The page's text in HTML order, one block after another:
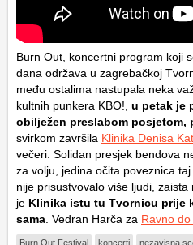
Burn Out, koncertni program koji
dana održava u zagrebačkoj
među ostalima nastupala neka
kultnih punkera KBO!, u petak je
obilježen preslabom posjetom,
svirkom završila Klinika Denisa
večeri. Solidan presjek bendova
za volju, jedina očita poveznica
nije prisustvovalo više ljudi,
je Klinika istu tu Tvornicu prije
sama . Vedran Harča za Ravno do
Burn Out Festival koncerti nezavisna